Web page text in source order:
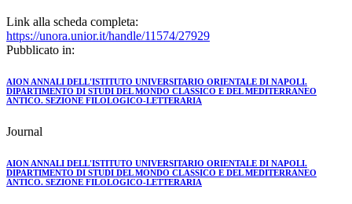
Link alla scheda completa:
https://unora.unior.it/handle/11574/27929
Pubblicato in:
AION ANNALI DELL'ISTITUTO UNIVERSITARIO ORIENTALE DI NAPOLI.
DIPARTIMENTO DI STUDI DEL MONDO CLASSICO E DEL MEDITERRANEO
ANTICO. SEZIONE FILOLOGICO-LETTERARIA
Journal
AION ANNALI DELL'ISTITUTO UNIVERSITARIO ORIENTALE DI NAPOLI.
DIPARTIMENTO DI STUDI DEL MONDO CLASSICO E DEL MEDITERRANEO
ANTICO. SEZIONE FILOLOGICO-LETTERARIA